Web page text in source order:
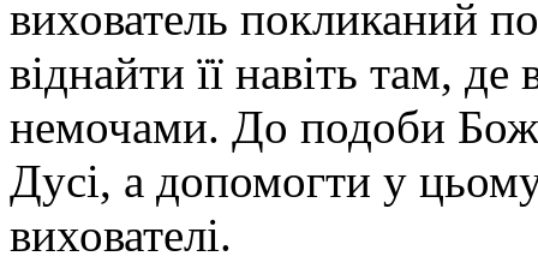
вихователь покликаний
віднайти її навіть там,
немочами. До подоби
Дусі, а допомогти у
вихователі.